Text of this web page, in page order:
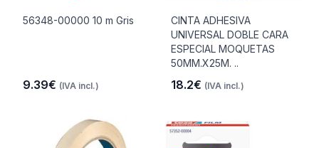
56348-00000 10 m Gris
9.39€ (IVA incl.)
CINTA ADHESIVA
UNIVERSAL DOBLE CARA
ESPECIAL MOQUETAS
50MM.X25M. ..
18.2€ (IVA incl.)